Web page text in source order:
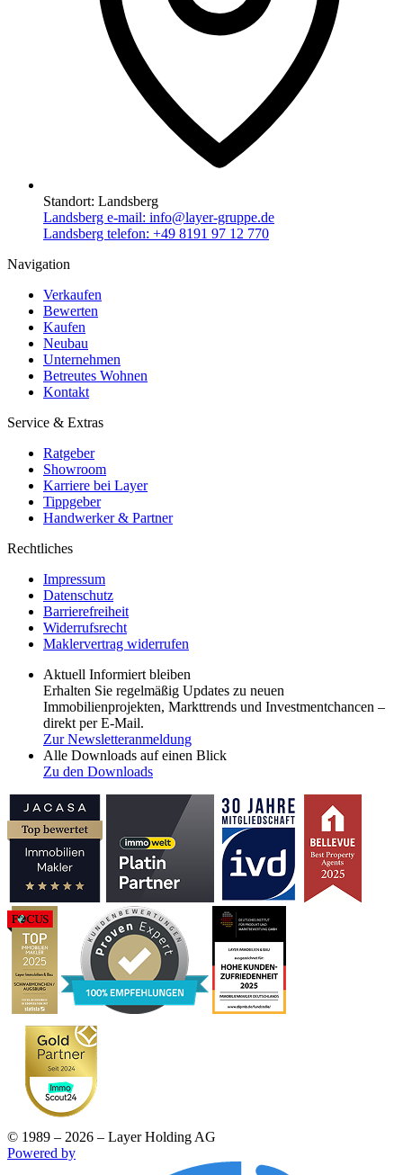
Standort: Landsberg
Landsberg e-mail: info@layer-gruppe.de
Landsberg telefon: +49 8191 97 12 770
Navigation
Verkaufen
Bewerten
Kaufen
Neubau
Unternehmen
Betreutes Wohnen
Kontakt
Service & Extras
Ratgeber
Showroom
Karriere bei Layer
Tippgeber
Handwerker & Partner
Rechtliches
Impressum
Datenschutz
Barrierefreiheit
Widerrufsrecht
Maklervertrag widerrufen
Aktuell Informiert bleiben
Erhalten Sie regelmäßig Updates zu neuen
Immobilienprojekten, Markttrends und Investmentchancen –
direkt per E-Mail.
Zur Newsletteranmeldung
Alle Downloads auf einen Blick
Zu den Downloads
© 1989 – 2026 – Layer Holding AG
Powered by